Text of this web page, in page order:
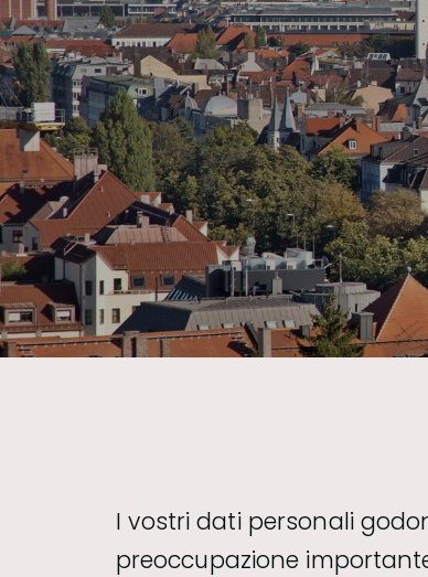
I vostri dati personali
preoccupazione